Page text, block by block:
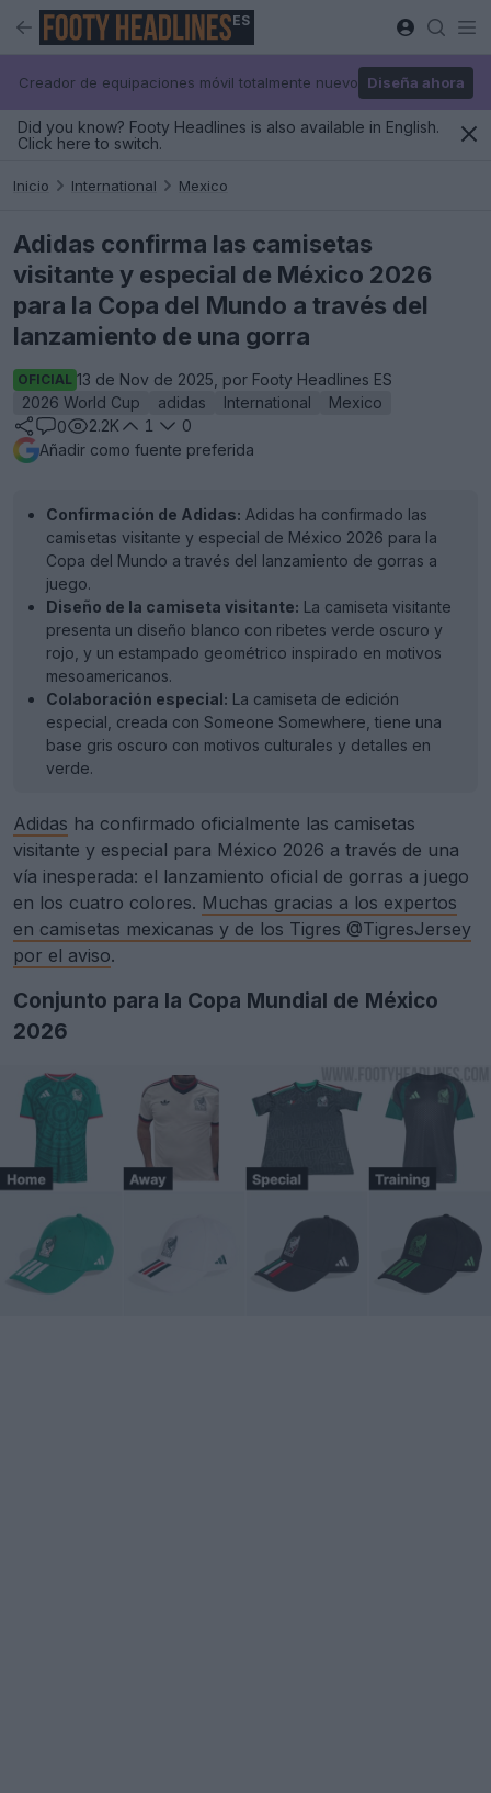
ES
Creador de equipaciones móvil totalmente nuevo Diseña ahora
Did you know? Footy Headlines is also available in English.
Click here to switch.
Inicio International Mexico
Adidas confirma las camisetas
visitante y especial de México 2026
para la Copa del Mundo a través del
lanzamiento de una gorra
OFICIAL 13 de Nov de 2025, por Footy Headlines ES
2026 World Cup
adidas International
Mexico
0
2.2K 1
0
Añadir como fuente preferida
Confirmación de Adidas: Adidas ha confirmado las
camisetas visitante y especial de México 2026 para la
Copa del Mundo a través del lanzamiento de gorras a
juego.
Diseño de la camiseta visitante: La camiseta visitante
presenta un diseño blanco con ribetes verde oscuro y
rojo, y un estampado geométrico inspirado en motivos
mesoamericanos.
Colaboración especial: La camiseta de edición
especial, creada con Someone Somewhere, tiene una
base gris oscuro con motivos culturales y detalles en
verde.
Adidas ha confirmado oficialmente las camisetas
visitante y especial para México 2026 a través de una
vía inesperada: el lanzamiento oficial de gorras a juego
en los cuatro colores. Muchas gracias a los expertos
en camisetas mexicanas y de los Tigres @TigresJersey
por el aviso.
Conjunto para la Copa Mundial de México
2026